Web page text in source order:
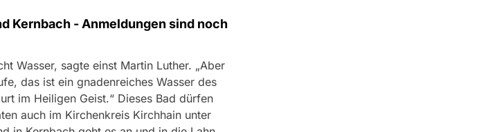
Kernbach - Anmeldungen sind noch
Wasser, sagte einst Martin Luther. „Aber
das ist ein gnadenreiches Wasser des
im Heiligen Geist.“ Dieses Bad dürfen
auch im Kirchenkreis Kirchhain unter